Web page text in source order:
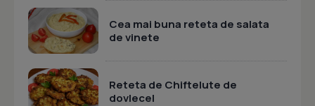
Cea mai buna reteta de salata
de vinete
Reteta de Chiftelute de
dovlecel